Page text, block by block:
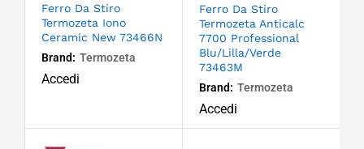
Ferro Da Stiro
Termozeta Iono
Ceramic New 73466N
Brand: Termozeta
Accedi
Ferro Da Stiro
Termozeta Anticalc
7700 Professional
Blu/Lilla/Verde
73463M
Brand: Termozeta
Accedi